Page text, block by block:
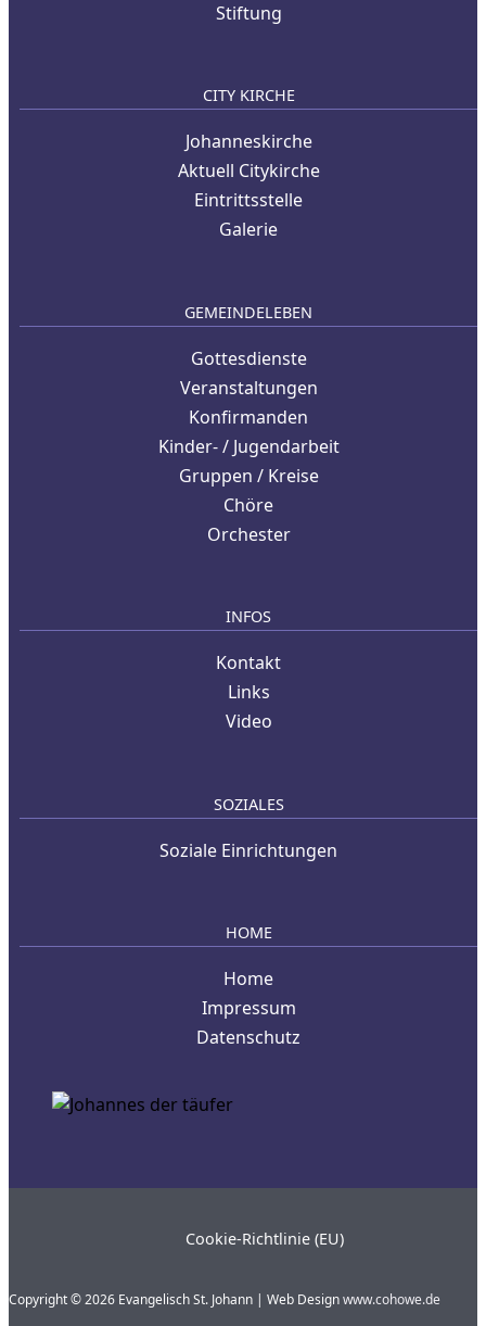
Stiftung
CITY KIRCHE
Johanneskirche
Aktuell Citykirche
Eintrittsstelle
Galerie
GEMEINDELEBEN
Gottesdienste
Veranstaltungen
Konfirmanden
Kinder- / Jugendarbeit
Gruppen / Kreise
Chöre
Orchester
INFOS
Kontakt
Links
Video
SOZIALES
Soziale Einrichtungen
HOME
Home
Impressum
Datenschutz
Cookie-Richtlinie (EU)
Copyright © 2026 Evangelisch St. Johann | Web Designwww.cohowe.de